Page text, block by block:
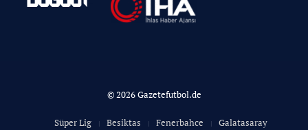
© 2026 Gazetefutbol.de
Süper Lig Besiktas Fenerbahce
Galatasaray